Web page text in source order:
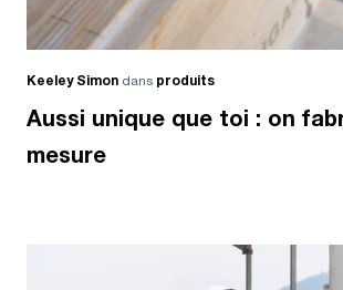
Keeley Simon dans produits
Aussi unique que toi : on
mesure